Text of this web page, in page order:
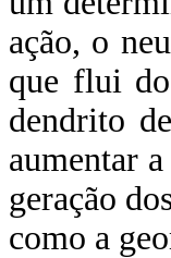
ação, o
que flui
dendrito
aumentar
geração
como a